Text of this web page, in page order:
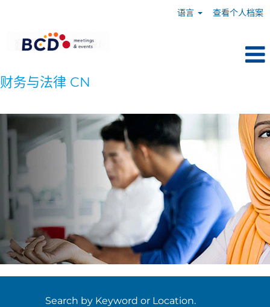
语言 查看个人档案
财务与法律 CN
Search by Keyword or Location.